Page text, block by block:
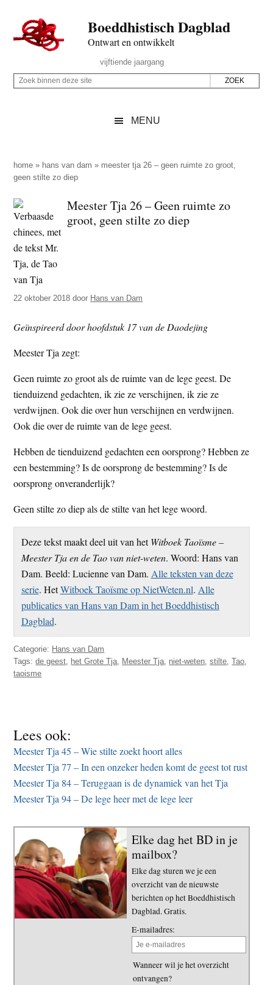
naar
de
inhoud
secondary
naar
de
sidebar
naar
de
Boeddhistisch Dagblad
Ontwart en ontwikkelt
Rechts
vijftiende jaargang
Z
p
d
e
z
e
s
i
t
e
Z
i
n
e
n
d
e
z
e
s
t
e
MENU
home » hans van dam » meester tja 26 – geen ruimte zo groot,
geen stilte zo diep
Meester Tja 26 – Geen ruimte zo
groot, geen stilte zo diep
22 oktober 2018 door Hans van Dam
Geïnspireerd door hoofdstuk 17 van de Daodejing
Meester Tja zegt:
Geen ruimte zo groot als de ruimte van de lege geest. De
tienduizend gedachten, ik zie ze verschijnen, ik zie ze
verdwijnen. Ook die over hun verschijnen en verdwijnen.
Ook die over de ruimte van de lege geest.
Hebben de tienduizend gedachten een oorsprong? Hebben ze
een bestemming? Is de oorsprong de bestemming? Is de
oorsprong onveranderlijk?
Geen stilte zo diep als de stilte van het lege woord.
Deze tekst maakt deel uit van hetWitboek Taoïsme –
Meester Tja en de Tao van niet-weten. Woord: Hans van
Dam. Beeld: Lucienne van Dam. Alle teksten van deze
serie. HetWitboek Taoïsme op NietWeten.nl. Alle
publicaties van Hans van Dam in het Boeddhistisch
Dagblad.
Categorie: Hans van Dam
Tags:de geest, het Grote Tja, Meester Tja, niet-weten,stilte,Tao,
taoisme
Lees ook:
Meester Tja 45 – Wie stilte zoekt hoort alles
Meester Tja 77 – In een onzeker heden komt de geest tot rust
Meester Tja 84 – Teruggaan is de dynamiek van het Tja
Meester Tja 94 – De lege heer met de lege leer
Elke dag het BD in je
mailbox?
Elke dag sturen we je een
overzicht van de nieuwste
berichten op het Boeddhistisch
Dagblad. Gratis.
E-mailadres:
Wanneer wil je het overzicht
ontvangen?